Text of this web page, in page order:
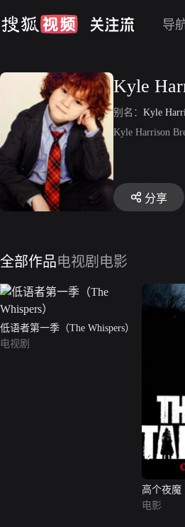
导
Kyle
别名： Kyle
Kyle Harrison
分享
全部作品电视剧 电影
低语者第一季（The Whispers）
电视剧
高个夜魔
电影